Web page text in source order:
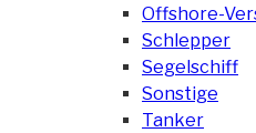
Offshore-
Schlepper
Segelschiff
Sonstige
Tanker